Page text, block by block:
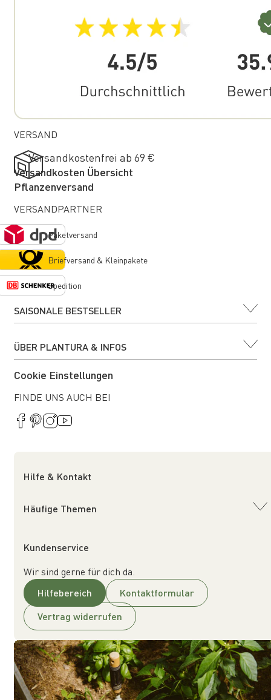
SAISONALE BESTSELLER
ÜBER PLANTURA & INFOS
Cookie Einstellungen
FINDE UNS AUCH BEI
VERSAND
Versandkostenfrei ab 69 €
Versandkosten Übersicht
Pflanzenversand
VERSANDPARTNER
Paketversand
Briefversand & Kleinpakete
Spedition
Hilfe & Kontakt
Häufige Themen
Kundenservice
Wir sind gerne für dich da.
Hilfebereich
Kontaktformular
Vertrag widerrufen